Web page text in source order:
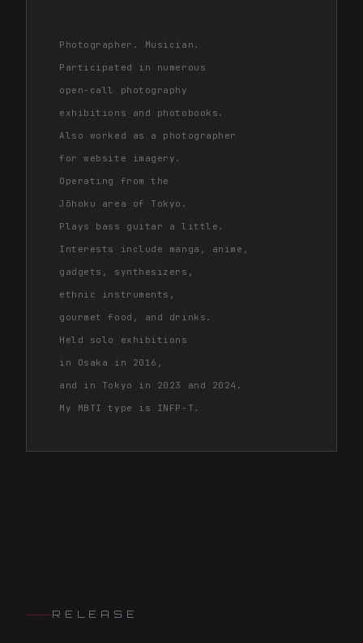
Photographer. Musician.
Participated in numerous
open-call photography
exhibitions and photobooks.
Also worked as a photographer
for website imagery.
Operating from the
Jōhoku area of Tokyo.
Plays bass guitar a little.
Interests include manga, anime,
gadgets, synthesizers,
ethnic instruments,
gourmet food, and drinks.
Held solo exhibitions
in Osaka in 2016,
and in Tokyo in 2023 and 2024.
My MBTI type is INFP-T.
RELEASE